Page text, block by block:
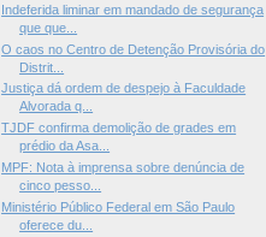
Indeferida liminar em mandado de segurança
que que...
O caos no Centro de Detenção Provisória do
Distrit...
Justiça dá ordem de despejo à Faculdade
Alvorada q...
TJDF confirma demolição de grades em
prédio da Asa...
MPF: Nota à imprensa sobre denúncia de
cinco pesso...
Ministério Público Federal em São Paulo
oferece du...